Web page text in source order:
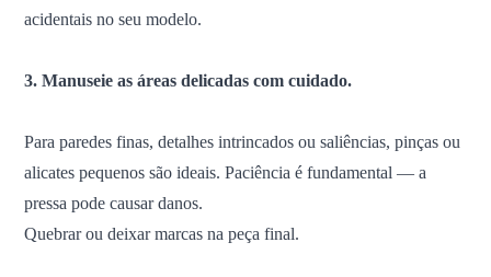
acidentais no seu modelo.
3. Manuseie as áreas delicadas com cuidado.
Para paredes finas, detalhes intrincados ou saliências, pinças ou
alicates pequenos são ideais. Paciência é fundamental — a
pressa pode causar danos.
Quebrar ou deixar marcas na peça final.